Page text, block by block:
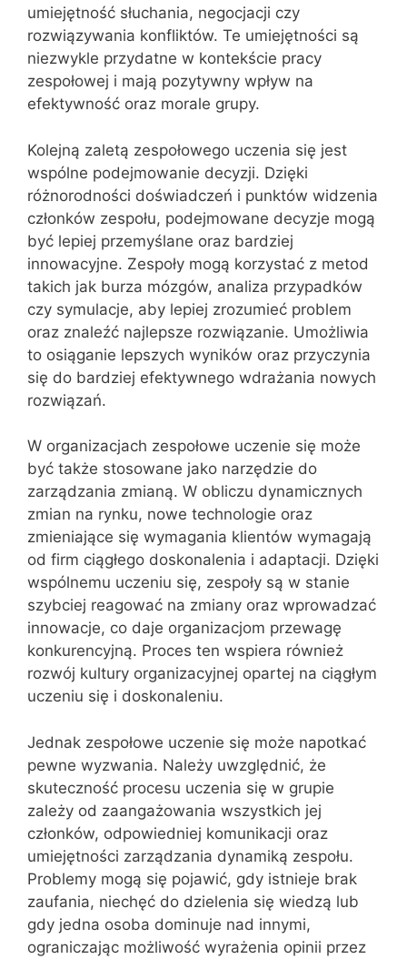
umiejętność słuchania, negocjacji czy
rozwiązywania konfliktów. Te umiejętności są
niezwykle przydatne w kontekście pracy
zespołowej i mają pozytywny wpływ na
efektywność oraz morale grupy.
Kolejną zaletą zespołowego uczenia się jest
wspólne podejmowanie decyzji. Dzięki
różnorodności doświadczeń i punktów widzenia
członków zespołu, podejmowane decyzje mogą
być lepiej przemyślane oraz bardziej
innowacyjne. Zespoły mogą korzystać z metod
takich jak burza mózgów, analiza przypadków
czy symulacje, aby lepiej zrozumieć problem
oraz znaleźć najlepsze rozwiązanie. Umożliwia
to osiąganie lepszych wyników oraz przyczynia
się do bardziej efektywnego wdrażania nowych
rozwiązań.
W organizacjach zespołowe uczenie się może
być także stosowane jako narzędzie do
zarządzania zmianą. W obliczu dynamicznych
zmian na rynku, nowe technologie oraz
zmieniające się wymagania klientów wymagają
od firm ciągłego doskonalenia i adaptacji. Dzięki
wspólnemu uczeniu się, zespoły są w stanie
szybciej reagować na zmiany oraz wprowadzać
innowacje, co daje organizacjom przewagę
konkurencyjną. Proces ten wspiera również
rozwój kultury organizacyjnej opartej na ciągłym
uczeniu się i doskonaleniu.
Jednak zespołowe uczenie się może napotkać
pewne wyzwania. Należy uwzględnić, że
skuteczność procesu uczenia się w grupie
zależy od zaangażowania wszystkich jej
członków, odpowiedniej komunikacji oraz
umiejętności zarządzania dynamiką zespołu.
Problemy mogą się pojawić, gdy istnieje brak
zaufania, niechęć do dzielenia się wiedzą lub
gdy jedna osoba dominuje nad innymi,
ograniczając możliwość wyrażenia opinii przez